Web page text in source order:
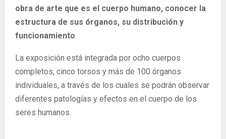
obra de arte que es el cuerpo humano, conocer la
estructura de sus órganos, su distribución y
funcionamiento
La exposición está integrada por ocho cuerpos
completos, cinco torsos y más de 100 órganos
individuales, a través de los cuales se podrán observar
diferentes patologías y efectos en el cuerpo de los
seres humanos.